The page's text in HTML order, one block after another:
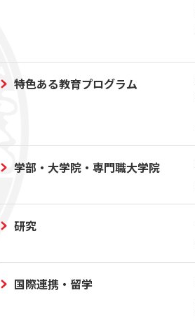
特色ある教育プログラム
学部・大学院・専門職大学院
研究
国際連携・留学